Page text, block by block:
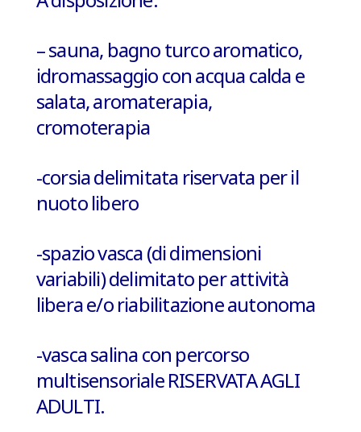
– sauna, bagno turco aromatico,
idromassaggio con acqua calda e
salata, aromaterapia,
cromoterapia
-corsia delimitata riservata per il
nuoto libero
-spazio vasca (di dimensioni
variabili) delimitato perattività
libera e/o riabilitazione autonoma
-vasca salina con percorso
multisensorialeRISERVATA AGLI
ADULTI.